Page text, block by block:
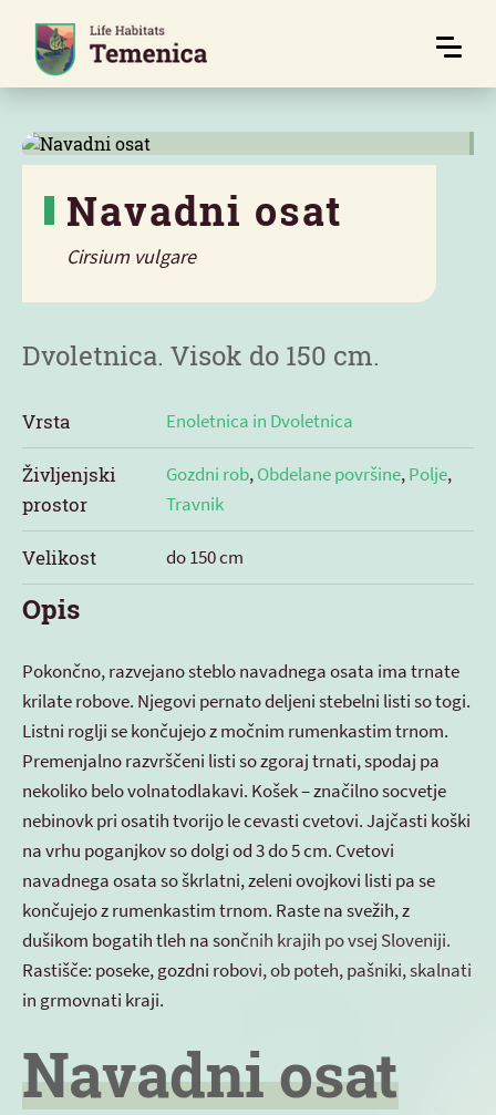
Navadni osat
Cirsium vulgare
Dvoletnica. Visok do 150 cm.
Vrsta Enoletnica in Dvoletnica
Življenjski
prostor
Gozdni rob,Obdelane površine,Polje,
Travnik
Velikost do 150 cm
Opis
Pokončno, razvejano steblo navadnega osata ima trnate
krilate robove. Njegovi pernato deljeni stebelni listi so togi.
Listni roglji se končujejo z močnim rumenkastim trnom.
Premenjalno razvrščeni listi so zgoraj trnati, spodaj pa
nekoliko belo volnatodlakavi. Košek – značilno socvetje
nebinovk pri osatih tvorijo le cevasti cvetovi. Jajčasti koški
na vrhu poganjkov so dolgi od 3 do 5 cm. Cvetovi
navadnega osata so škrlatni, zeleni ovojkovi listi pa se
končujejo z rumenkastim trnom. Raste na svežih, z
dušikom bogatih tleh na sončnih krajih po vsej Sloveniji.
Rastišče: poseke, gozdni robovi, ob poteh, pašniki, skalnati
in grmovnati kraji.
Navadni osat